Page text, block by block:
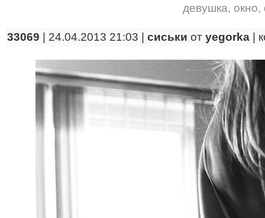
девушка, окно,
33069 | 24.04.2013 21:03 | сиськи от yegorka